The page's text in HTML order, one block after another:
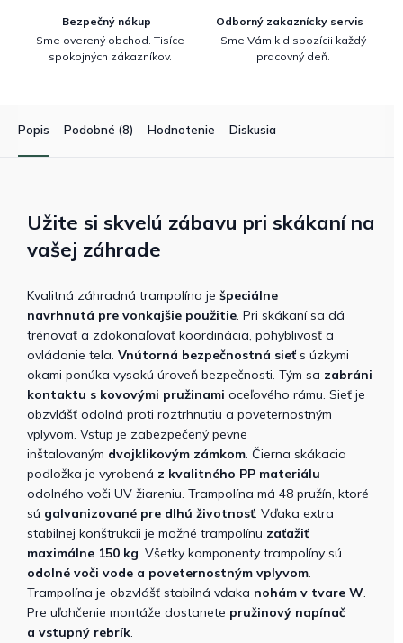
Bezpečný nákup
Sme overený obchod. Tisíce
spokojných zákazníkov.
Odborný zakaznícky servis
Sme Vám k dispozícii každý
pracovný deň.
Popis Podobné (8) Hodnotenie Diskusia
Užite si skvelú zábavu pri skákaní na
vašej záhrade
Kvalitná záhradná trampolína je špeciálne
navrhnutá pre vonkajšie použitie . Pri skákaní sa dá
trénovať a zdokonaľovať koordinácia, pohyblivosť a
ovládanie tela. Vnútorná bezpečnostná sieť s úzkymi
okami ponúka vysokú úroveň bezpečnosti. Tým sa zabráni
kontaktu s kovovými pružinami oceľového rámu. Sieť je
obzvlášť odolná proti roztrhnutiu a poveternostným
vplyvom. Vstup je zabezpečený pevne
inštalovaným dvojklikovým zámkom . Čierna skákacia
podložka je vyrobená z kvalitného PP materiálu
odolného voči UV žiareniu. Trampolína má 48 pružín, ktoré
sú galvanizované pre dlhú životnosť . Vďaka extra
stabilnej konštrukcii je možné trampolínu zaťažiť
maximálne 150 kg . Všetky komponenty trampolíny sú
odolné voči vode a poveternostným vplyvom
Trampolína je obzvlášť stabilná vďaka nohám v tvare W
Pre uľahčenie montáže dostanete pružinový napínač
a vstupný rebrík